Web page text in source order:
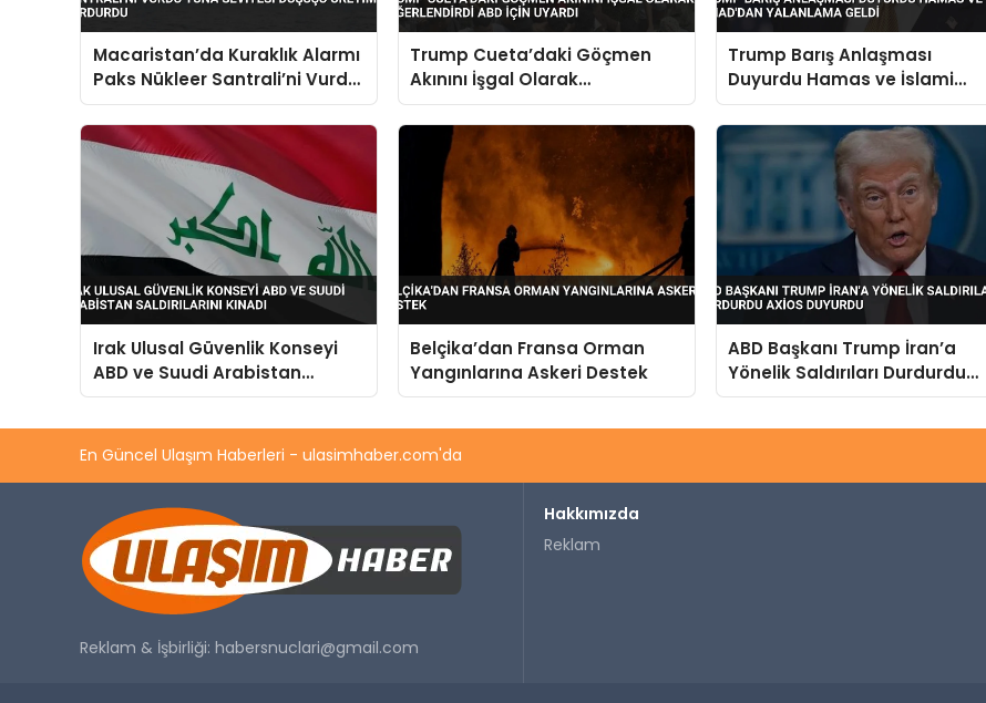
Macaristan’da Kuraklık Alarmı
Paks Nükleer Santrali’ni Vurdu
Tuna Seviyesi Düşüşü Üretimi
Durdurdu
Trump Cueta’daki Göçmen
Akınını İşgal Olarak
Değerlendirdi ABD İçin Uyardı
Trump Barış Anlaşması
Duyurdu Hamas ve İslami
Cihad’dan Yalanlama Geldi
Irak Ulusal Güvenlik Konseyi
ABD ve Suudi Arabistan
Saldırılarını Kınadı
Belçika’dan Fransa Orman
Yangınlarına Askeri Destek
ABD Başkanı Trump İran’a
Yönelik Saldırıları Durdurdu
Axios Duyurdu
En Güncel Ulaşım Haberleri - ulasimhaber.com'da
Reklam & İşbirliği: habersnuclari@gmail.com
Hakkımızda
Reklam